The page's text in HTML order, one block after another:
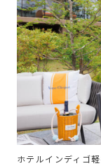
ホテルインディゴ